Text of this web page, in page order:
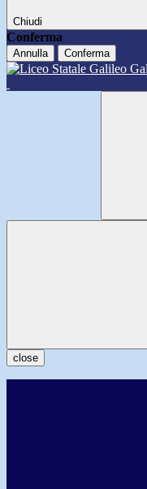
Chiudi
Conferma
Annulla Conferma
close